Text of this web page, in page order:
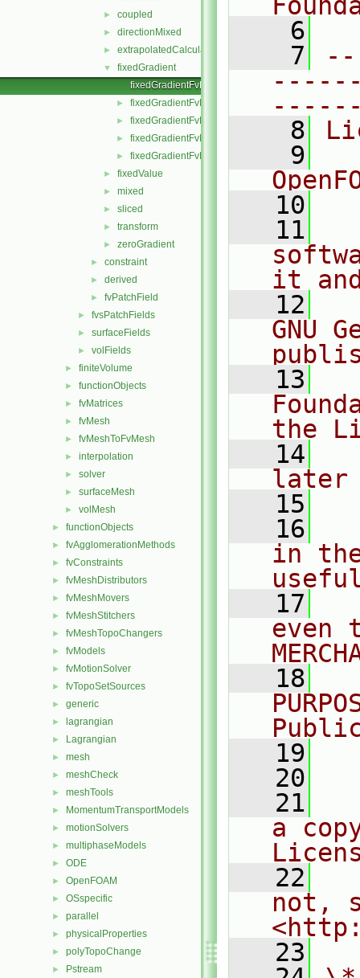
► coupled
► directionMixed
► extrapolatedCalculated
▼
fixedGradient
fixedGradientFvPatchField.C
► fixedGradientFvPatchField.H
► fixedGradientFvPatchFields.C
► fixedGradientFvPatchFields.H
► fixedGradientFvPatchFieldsFwd.H
► fixedValue
► mixed
► sliced
► transform
► zeroGradient
► constraint
► derived
► fvPatchField
► fvsPatchFields
► surfaceFields
► volFields
► finiteVolume
► functionObjects
► fvMatrices
► fvMesh
► fvMeshToFvMesh
► interpolation
► solver
► surfaceMesh
► volMesh
► functionObjects
► fvAgglomerationMethods
► fvConstraints
► fvMeshDistributors
► fvMeshMovers
► fvMeshStitchers
► fvMeshTopoChangers
► fvModels
► fvMotionSolver
► fvTopoSetSources
► generic
► lagrangian
► Lagrangian
► mesh
► meshCheck
► meshTools
► MomentumTransportModels
► motionSolvers
► multiphaseModels
► ODE
► OpenFOAM
► OSspecific
► parallel
► physicalProperties
► polyTopoChange
► Pstream
    6
    7
    8
    9
   10
   11
it
   12
GNU
   13
the
   14
later
   15
   16
in
   17
even
   18
   19
   20
   21
a
   22
not,
   23